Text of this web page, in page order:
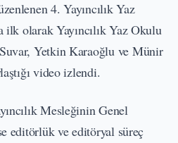
4. Yayıncılık Yaz
ilk olarak Yayıncılık Yaz Okulu
Yetkin Karaoğlu ve Münir
video izlendi.
Mesleğinin Genel
editörlük ve editöryal süreç